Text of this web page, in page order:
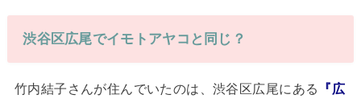
渋谷区広尾でイモトアヤコと同じ？
竹内結子さんが住んでいたのは、渋谷区広尾にある
『広